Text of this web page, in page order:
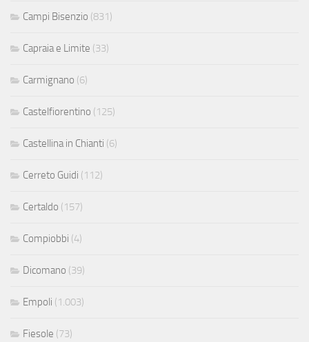
Campi Bisenzio (831)
Capraia e Limite (33)
Carmignano (6)
Castelfiorentino (125)
Castellina in Chianti (6)
Cerreto Guidi (112)
Certaldo (157)
Compiobbi (4)
Dicomano (39)
Empoli (1.003)
Fiesole (73)